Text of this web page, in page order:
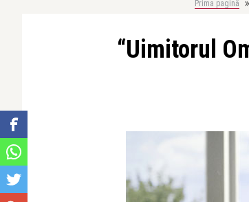
Prima pagină
“Uimitorul